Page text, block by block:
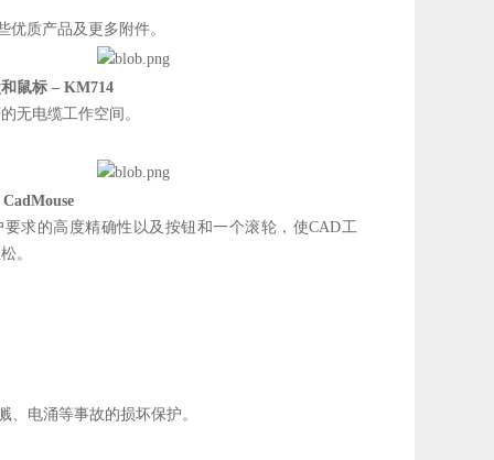
优质产品及更多附件。
鼠标 – KM714
无电缆工作空间。
要求的高度精确性以及按钮和一个滚轮，使CAD工
。
、电涌等事故的损坏保护。